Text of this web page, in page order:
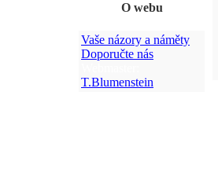
O webu
Vaše názory a náměty
Doporučte nás
T.Blumenstein